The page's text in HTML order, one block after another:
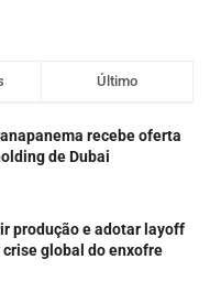
Último
recebe oferta
de Dubai
produção e adotar layoff
global do enxofre